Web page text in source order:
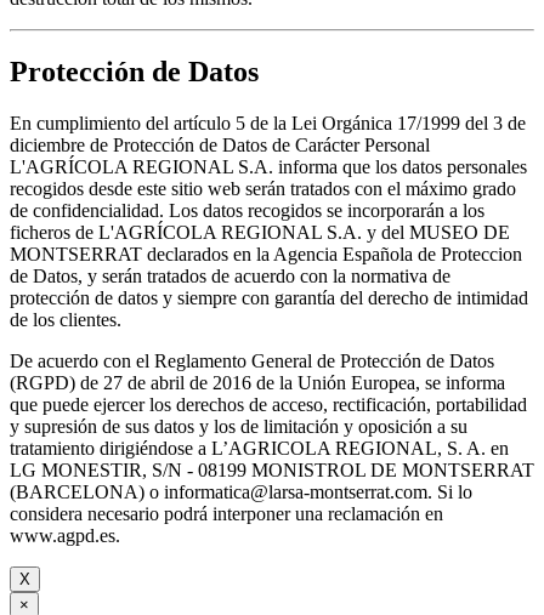
Protección de Datos
En cumplimiento del artículo 5 de la Lei Orgánica 17/1999 del 3 de
diciembre de Protección de Datos de Carácter Personal
L'AGRÍCOLA REGIONAL S.A. informa que los datos personales
recogidos desde este sitio web serán tratados con el máximo grado
de confidencialidad. Los datos recogidos se incorporarán a los
ficheros de L'AGRÍCOLA REGIONAL S.A. y del MUSEO DE
MONTSERRAT declarados en la Agencia Española de Proteccion
de Datos, y serán tratados de acuerdo con la normativa de
protección de datos y siempre con garantía del derecho de intimidad
de los clientes.
De acuerdo con el Reglamento General de Protección de Datos
(RGPD) de 27 de abril de 2016 de la Unión Europea, se informa
que puede ejercer los derechos de acceso, rectificación, portabilidad
y supresión de sus datos y los de limitación y oposición a su
tratamiento dirigiéndose a L’AGRICOLA REGIONAL, S. A. en
LG MONESTIR, S/N - 08199 MONISTROL DE MONTSERRAT
(BARCELONA) o informatica@larsa-montserrat.com. Si lo
considera necesario podrá interponer una reclamación en
www.agpd.es.
X
×